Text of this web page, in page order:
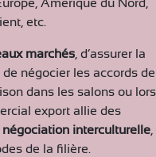
Amérique du Nord,
etc.
marchés, d’assurer la
négocier les accords de
dans les salons ou lors
export allie des
interculturelle,
de la filière.